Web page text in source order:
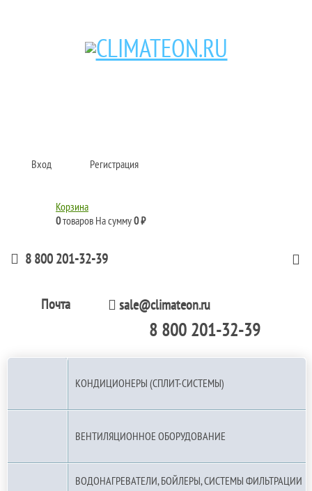
Кондиционеры и сплит-системы, газовые котлы, тепловые завесы, водяные
Вход Регистрация
Корзина
0товаров На сумму0 ₽
8 800 201-32-39
Почта sale@climateon.ru
8 800 201-32-39
КОНДИЦИОНЕРЫ (СПЛИТ-СИСТЕМЫ)
ВЕНТИЛЯЦИОННОЕ ОБОРУДОВАНИЕ
ВОДОНАГРЕВАТЕЛИ, БОЙЛЕРЫ, СИСТЕМЫ ФИЛЬТРАЦИИ